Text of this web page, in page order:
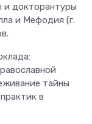
и докторантуры
и Мефодия (г.
тайны
в